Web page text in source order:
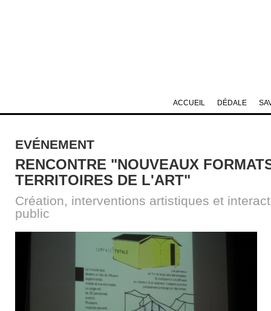
EVÉNEMENT
RENCONTRE "NOUVEAUX
TERRITOIRES DE L'ART"
Création, interventions artistiques et
public
DÉDALE
ACCUEIL